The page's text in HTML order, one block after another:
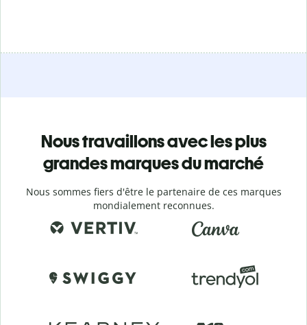
Nous travaillons avec les plus
grandes marques du marché
Nous sommes fiers d'être le partenaire de ces marques
mondialement reconnues.